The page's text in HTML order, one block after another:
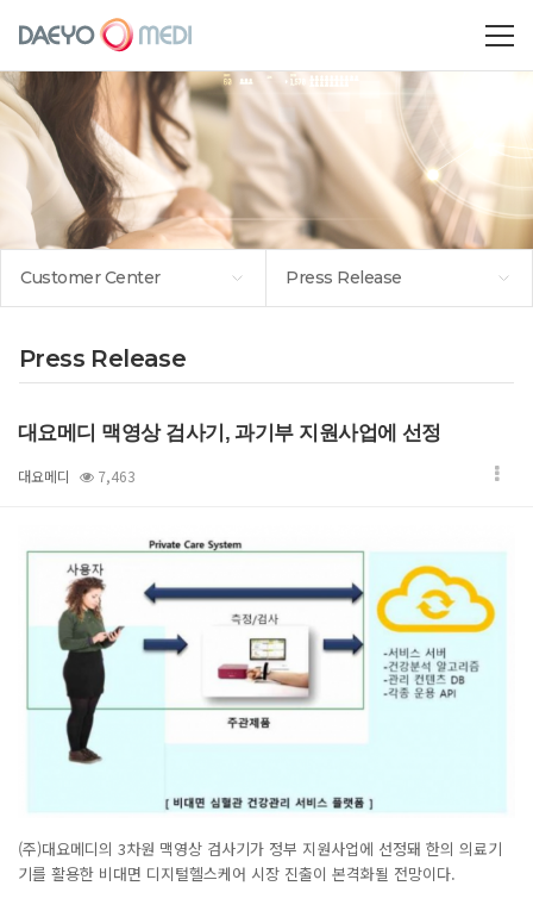
Customer Center Press Release
Press Release
대요메디 맥영상 검사기, 과기부 지원사업에 선정
대요메디 7,463
(주)대요메디의 3차원 맥영상 검사기가 정부 지원사업에 선정돼 한의 의료기
기를 활용한 비대면 디지털헬스케어 시장 진출이 본격화될 전망이다.